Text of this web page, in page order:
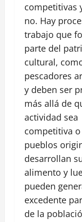
competitivas
no. Hay
trabajo que
parte del
cultural,
pescadores
y deben ser
más allá de
actividad sea
competitiva
pueblos
desarrollan
alimento y
pueden
excedente
de la